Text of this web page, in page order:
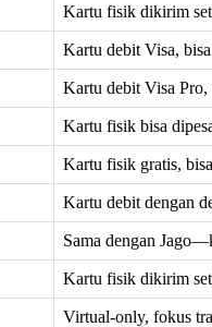
Kartu fisik dikirim
Kartu debit Visa,
Kartu debit Visa Pro,
Kartu fisik bisa
Kartu fisik gratis,
Kartu debit dengan
Sama dengan
Kartu fisik dikirim
Virtual-only, fokus